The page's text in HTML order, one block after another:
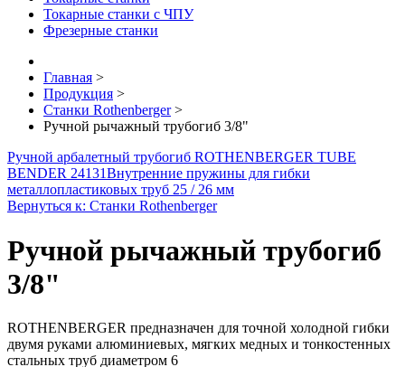
Токарные станки с ЧПУ
Фрезерные станки
Главная >
Продукция >
Станки Rothenberger >
Ручной рычажный трубогиб 3/8"
Ручной арбалетный трубогиб ROTHENBERGER TUBE
BENDER 24131Внутренние пружины для гибки
металлопластиковых труб 25 / 26 мм
Вернуться к: Станки Rothenberger
Ручной рычажный трубогиб
3/8"
ROTHENBERGER предназначен для точной холодной гибки
двумя руками алюминиевых, мягких медных и тонкостенных
стальных труб диаметром 6